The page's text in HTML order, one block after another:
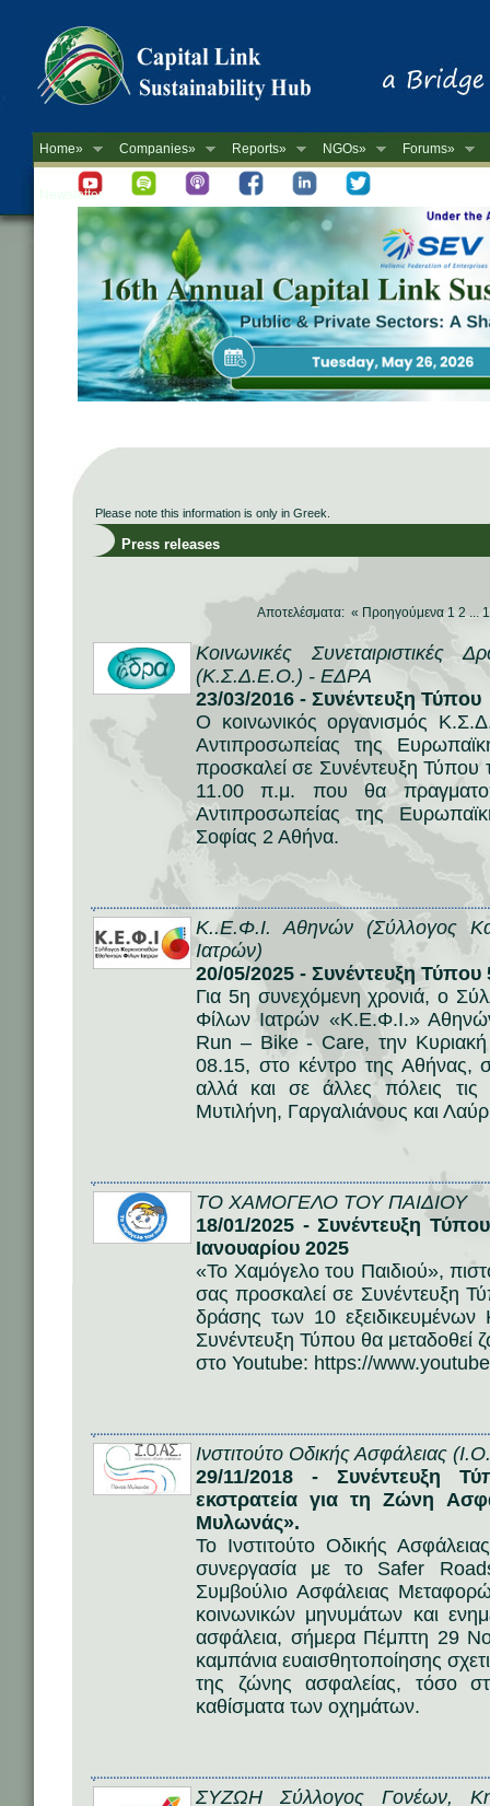
Home» Companies» Reports» NGOs» Forums»
Newsletter
Please note this information is only in Greek.
Press releases
Αποτελέσματα: « Προηγούμενα 1 2 ...
Κοινωνικές Συνεταιριστικές
(Κ.Σ.Δ.Ε.Ο.) - ΕΔΡΑ
23/03/2016 - Συνέντευξη Τύπου
Ο κοινωνικός οργανισμός
Αντιπροσωπείας της
προσκαλεί σε Συνέντευξη
11.00 π.μ. που θα
Αντιπροσωπείας της
Σοφίας 2 Αθήνα.
Κ..Ε.Φ.Ι. Αθηνών (Σύλλογος
Ιατρών)
20/05/2025 - Συνέντευξη
Για 5η συνεχόμενη χρονιά, ο
Φίλων Ιατρών «Κ.Ε.Φ.Ι.»
Run – Bike - Care, την
08.15, στο κέντρο της Αθήνας,
αλλά και σε άλλες πόλεις
Μυτιλήνη, Γαργαλιάνους και
ΤΟ ΧΑΜΟΓΕΛΟ ΤΟΥ ΠΑΙΔΙΟΥ
18/01/2025 - Συνέντευξη
Ιανουαρίου 2025
«Το Χαμόγελο του Παιδιού»,
σας προσκαλεί σε Συνέντευξη
δράσης των 10
Συνέντευξη Τύπου θα μεταδοθεί
στο Youtube: https://
Ινστιτούτο Οδικής Ασφάλειας
29/11/2018 - Συνέντευξη
εκστρατεία για τη Ζώνη
Μυλωνάς».
Το Ινστιτούτο Οδικής
συνεργασία με το Safer
Συμβούλιο Ασφάλειας
κοινωνικών μηνυμάτων και
ασφάλεια, σήμερα Πέμπτη 29
καμπάνια ευαισθητοποίησης
της ζώνης ασφαλείας, τόσο
καθίσματα των οχημάτων.
ΣΥΖΩΗ Σύλλογος Γονέων,